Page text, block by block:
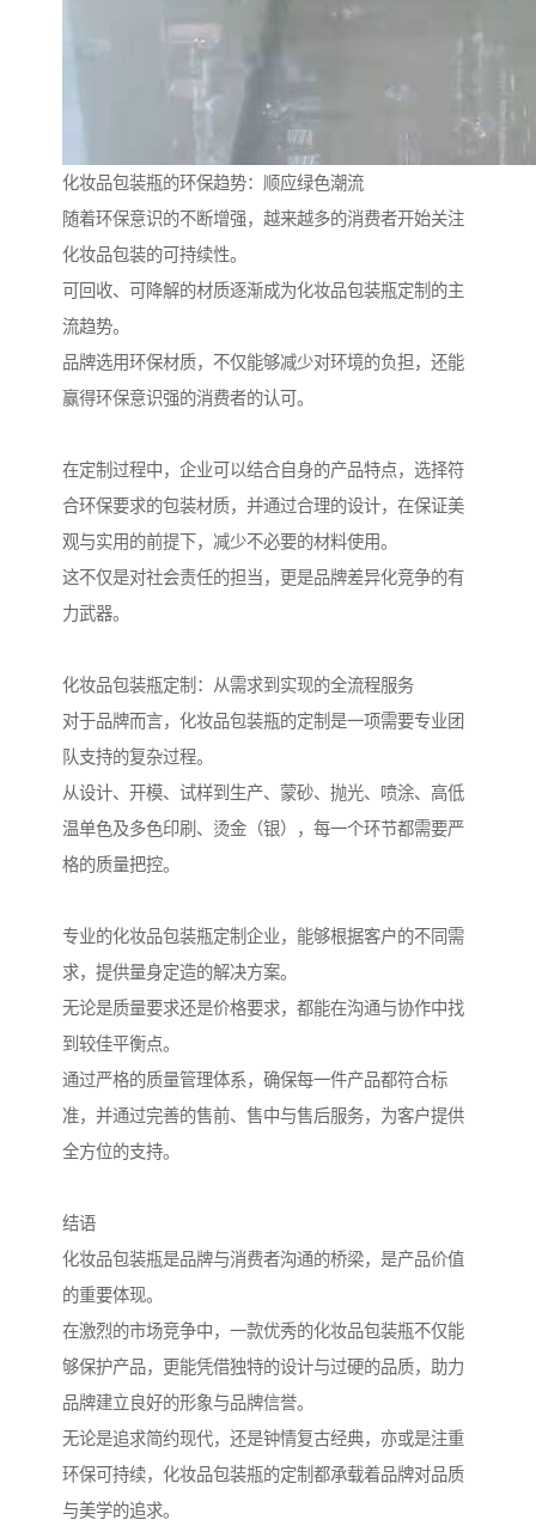
化妆品包装瓶的环保趋势：顺应绿色潮流
随着环保意识的不断增强，越来越多的消费者开始关注
化妆品包装的可持续性。
可回收、可降解的材质逐渐成为化妆品包装瓶定制的主
流趋势。
品牌选用环保材质，不仅能够减少对环境的负担，还能
赢得环保意识强的消费者的认可。
在定制过程中，企业可以结合自身的产品特点，选择符
合环保要求的包装材质，并通过合理的设计，在保证美
观与实用的前提下，减少不必要的材料使用。
这不仅是对社会责任的担当，更是品牌差异化竞争的有
力武器。
化妆品包装瓶定制：从需求到实现的全流程服务
对于品牌而言，化妆品包装瓶的定制是一项需要专业团
队支持的复杂过程。
从设计、开模、试样到生产、蒙砂、抛光、喷涂、高低
温单色及多色印刷、烫金（银），每一个环节都需要严
格的质量把控。
专业的化妆品包装瓶定制企业，能够根据客户的不同需
求，提供量身定造的解决方案。
无论是质量要求还是价格要求，都能在沟通与协作中找
到较佳平衡点。
通过严格的质量管理体系，确保每一件产品都符合标
准，并通过完善的售前、售中与售后服务，为客户提供
全方位的支持。
结语
化妆品包装瓶是品牌与消费者沟通的桥梁，是产品价值
的重要体现。
在激烈的市场竞争中，一款优秀的化妆品包装瓶不仅能
够保护产品，更能凭借独特的设计与过硬的品质，助力
品牌建立良好的形象与品牌信誉。
无论是追求简约现代，还是钟情复古经典，亦或是注重
环保可持续，化妆品包装瓶的定制都承载着品牌对品质
与美学的追求。